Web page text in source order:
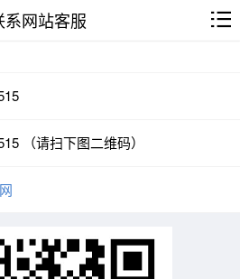
系网站客服
（请扫下图二维码）